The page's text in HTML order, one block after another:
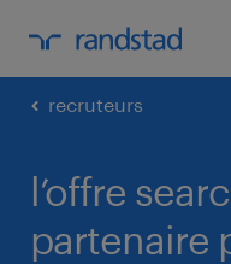
recruteurs
l’offre
partenaire